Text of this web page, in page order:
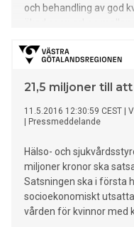
och behandling av god
från olika
fylls. Dessutom
21,5 miljoner till
11.5.2016 12:30:59 CEST
Pressmeddelande
Hälso- och
miljoner kronor ska
Satsningen ska i första
socioekonomiskt
vården för kvinnor med